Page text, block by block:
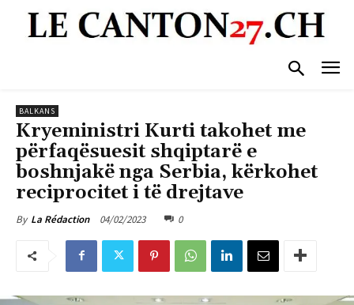
BALKANS
Kryeministri Kurti takohet me
përfaqësuesit shqiptarë e
boshnjakë nga Serbia, kërkohet
reciprocitet i të drejtave
By La Rédaction 04/02/2023 0